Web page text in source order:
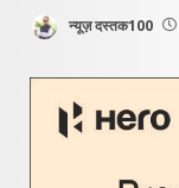
न्यूज़ दस्तक100